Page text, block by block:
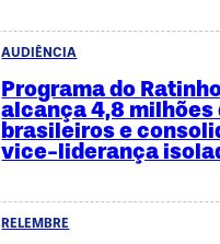
AUDIÊNCIA
Programa do
alcança 4,8 milhões
brasileiros e
vice-liderança
RELEMBRE